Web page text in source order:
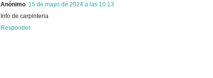
Anónimo 15 de mayo de 2024 a las 10:13
Info de carpinteria
Responder